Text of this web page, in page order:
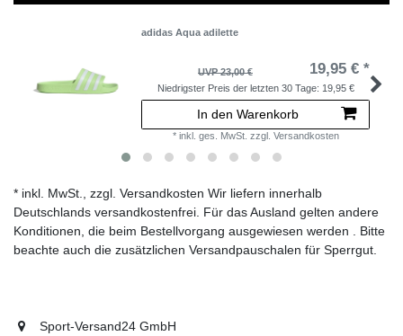
adidas Aqua adilette
UVP 23,00 € 19,95 € *
Niedrigster Preis der letzten 30 Tage: 19,95 €
In den Warenkorb
* inkl. ges. MwSt. zzgl. Versandkosten
* inkl. MwSt., zzgl. Versandkosten Wir liefern innerhalb
Deutschlands versandkostenfrei. Für das Ausland gelten andere
Konditionen, die beim Bestellvorgang ausgewiesen werden . Bitte
beachte auch die zusätzlichen Versandpauschalen für Sperrgut.
Sport-Versand24 GmbH